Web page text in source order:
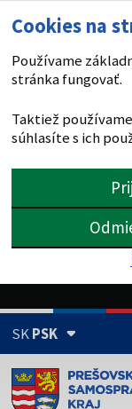
Cookies na
Používame
stránka fungovať.
Taktiež
súhlasíte s ich
SKPSK
Doména psk.sk je